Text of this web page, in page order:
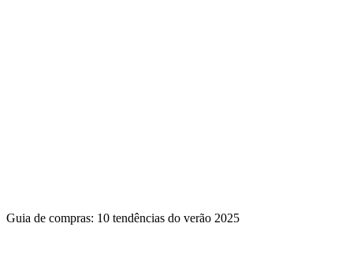
Guia de compras: 10 tendências do verão 2025